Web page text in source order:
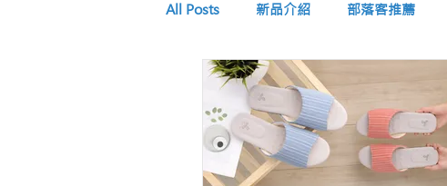
All Posts 新品介紹 部落客推薦